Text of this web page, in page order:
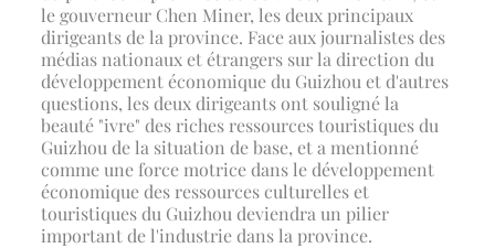
le gouverneur Chen Miner, les deux principaux
dirigeants de la province. Face aux journalistes des
médias nationaux et étrangers sur la direction du
développement économique du Guizhou et d'autres
questions, les deux dirigeants ont souligné la
beauté "ivre" des riches ressources touristiques du
Guizhou de la situation de base, et a mentionné
comme une force motrice dans le développement
économique des ressources culturelles et
touristiques du Guizhou deviendra un pilier
important de l'industrie dans la province.